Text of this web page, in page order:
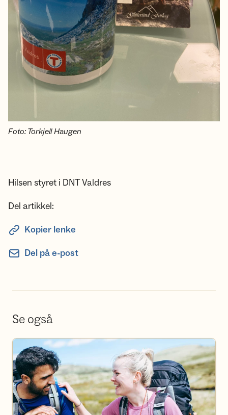
Foto: Torkjell Haugen
Hilsen styret i DNT Valdres
Del artikkel:
Kopier lenke
Del på e-post
Se også
Bli frivillig